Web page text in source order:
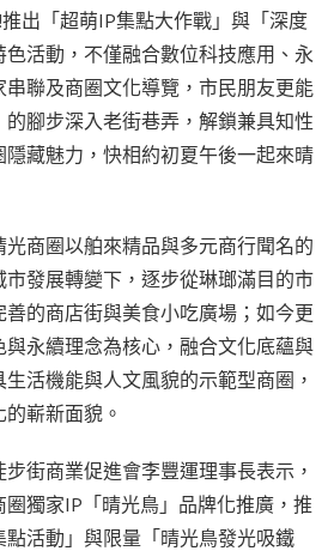
出「超萌IP集點大作戰」與「深度
活動，不僅融合數位科技應用、永
聯及商圈文化導覽，市民朋友更能
腳步深入老街巷弄，解鎖兼具知性
藏魅力，快相約初夏午後一起來晴
商圈以舶來精品與多元商行聞名的
發展轉變下，逐步從琳瑯滿目的市
的商店街與美食小吃廣場；如今更
永續理念為核心，融合文化底蘊與
活機能與人文風貌的示範型商圈，
嶄新面貌。
街商業促進會李豐運理事長表示，
獨家IP「晴光鳥」品牌化推廣，推
活動」與限量「晴光鳥發光吸鐵